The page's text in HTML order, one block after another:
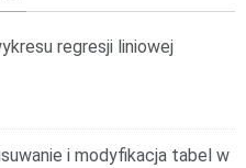
regresji liniowej
i modyfikacja tabel w